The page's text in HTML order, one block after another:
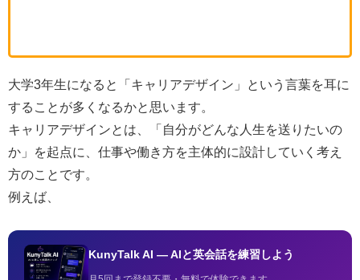
大学3年生になると「キャリアデザイン」という言葉を耳に
することが多くなるかと思います。
キャリアデザインとは、「自分がどんな人生を送りたいの
か」を起点に、仕事や働き方を主体的に設計していく考え
方のことです。
例えば、
KunyTalk AI — AIと英会話を練習しよう